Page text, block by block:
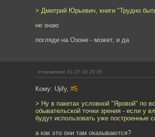
> Дмитрий Юрьевич, книги "Трудно
не знаю
погляди на Озоне - может, и да
отправлено 31.07.16 20:05
Кому: Ujify, #5
> Ну в пакетах условной "Яровой" по
обывательской точки зрения - если у
будут использовать уже построенные
а как это они там оказываются?